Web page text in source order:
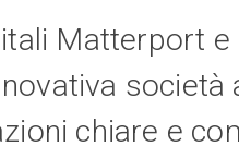
Matterport
società
chiare e